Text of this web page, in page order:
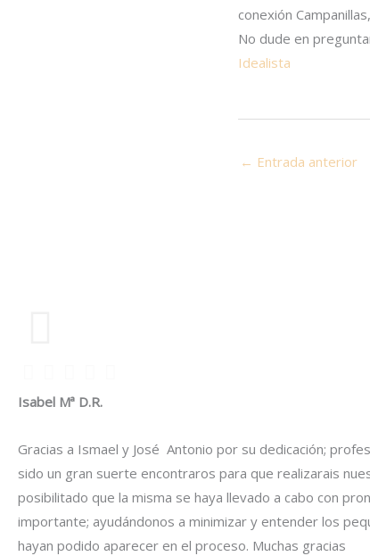
conexión
No dude en
Idealista
← Entrada anterior
Isabel Mª D.R.
Gracias a Ismael y José Antonio por su dedicación;
sido un gran suerte encontraros para que realizarais
posibilitado que la misma se haya llevado a cabo con
importante; ayudándonos a minimizar y entender los
hayan podido aparecer en el proceso. Muchas gracias